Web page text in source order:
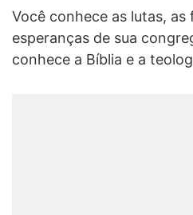
Você conhece as lutas, as
esperanças de sua
conhece a Bíblia e a